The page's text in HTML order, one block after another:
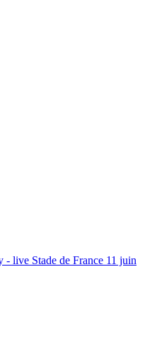
live Stade de France 11 juin